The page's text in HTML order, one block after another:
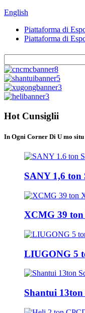
English
Piattaforma di
Piattaforma di
Hot Cunsiglii
In Ogni Corner Di U mo
SANY 1,6 ton
XCMG 39 ton
LIUGONG 5
Shantui 13ton